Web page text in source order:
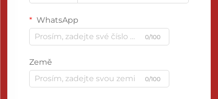
WhatsApp
0/100
Země
0/100